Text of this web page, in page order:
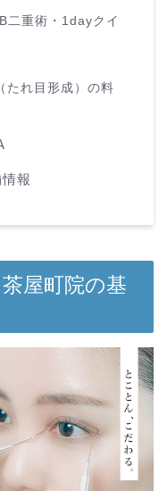
二重術・1dayクイ
たれ目形成）の料
報
屋町院の基